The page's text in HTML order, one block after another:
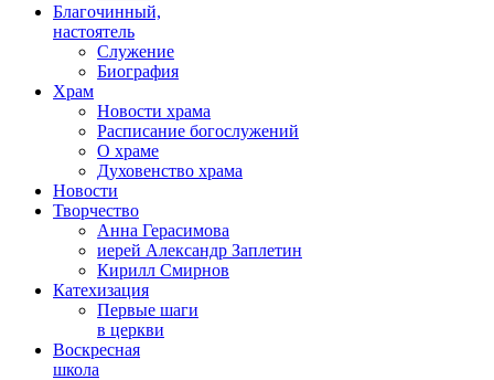
Благочинный,
настоятель
Служение
Биография
Храм
Новости храма
Расписание богослужений
О храме
Духовенство храма
Новости
Творчество
Анна Герасимова
иерей Александр Заплетин
Кирилл Смирнов
Катехизация
Первые шаги
в церкви
Воскресная
школа